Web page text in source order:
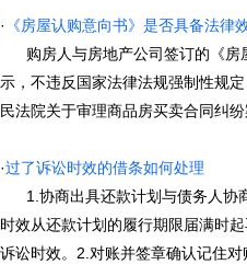
·
《房屋认购意向书》是否具备法律
购房人与房地产公司签订的《房
示，不违反国家法律法规强制性规
民法院关于审理商品房买卖合同纠
·过了诉讼时效的借条如何处理
1.协商出具还款计划与债务人协
时效从还款计划的履行期限届满时
诉讼时效。2.对账并签章确认记住